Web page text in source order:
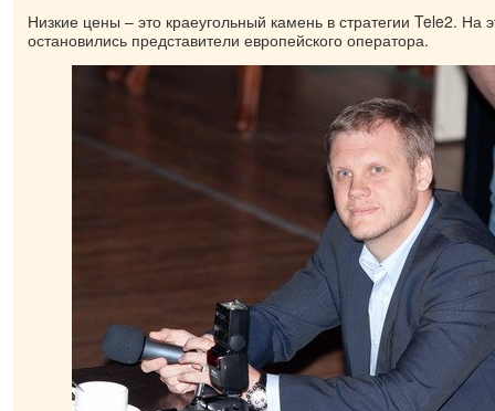
Низкие цены – это краеугольный камень в стратегии Tele2. На
остановились представители европейского оператора.